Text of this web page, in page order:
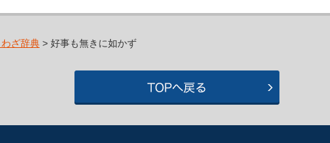
ざ辞典 > 好事も無きに如かず